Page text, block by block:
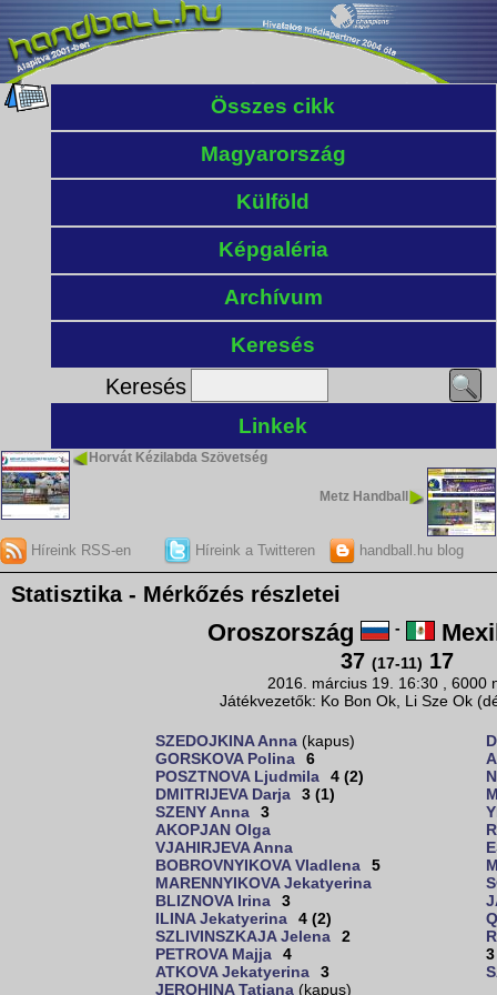
Összes cikk
Magyarország
Külföld
Képgaléria
Archívum
Keresés
Keresés
Linkek
Horvát Kézilabda Szövetség
Metz Handball
Híreink RSS-en Híreink a Twitteren handball.hu blog
Statisztika - Mérkőzés részletei
Oroszország -
37 (17-11) 17
2016. március 19. 16:30 , 6000
Játékvezetők: Ko Bon Ok, Li Sze Ok
SZEDOJKINA Anna (kapus)
GORSKOVA Polina
6
POSZTNOVA Ljudmila
4 (2)
DMITRIJEVA Darja
3 (1)
SZENY Anna
3
AKOPJAN Olga
VJAHIRJEVA Anna
BOBROVNYIKOVA Vladlena
5
MARENNYIKOVA Jekatyerina
BLIZNOVA Irina
3
ILINA Jekatyerina
4 (2)
SZLIVINSZKAJA Jelena
2
PETROVA Majja
4
ATKOVA Jekatyerina
3
JEROHINA Tatjana (kapus)
3